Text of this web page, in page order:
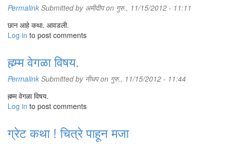
Permalink Submitted by अमीदीपon गुरु., 11/15/2012 - 11:11
छान आहे कथा. आवडली.
Log in to post comments
ह्म्म्म वेगळा विषय.
Permalink Submitted by नीधपon गुरु., 11/15/2012 - 11:44
ह्म्म्म वेगळा विषय.
Log in to post comments
ग्रेट कथा ! चित्रे पाहून मजा